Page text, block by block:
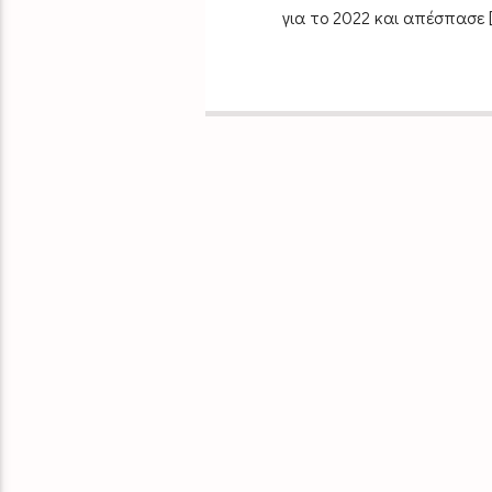
για το 2022 και απέσπασε